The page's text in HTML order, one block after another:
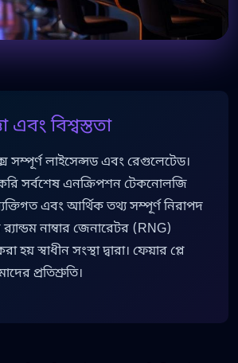
এবং বিশ্বস্ততা
সম্পূর্ণ লাইসেন্সড এবং রেগুলেটেড।
সর্বশেষ এনক্রিপশন টেকনোলজি
এবং আর্থিক তথ্য সম্পূর্ণ নিরাপদ
নাম্বার জেনারেটর (RNG)
হয় স্বাধীন সংস্থা দ্বারা। ফেয়ার প্লে
প্রতিশ্রুতি।